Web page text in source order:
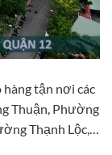
tận nơi các
Thuận, Phường
Thạnh Lộc,…